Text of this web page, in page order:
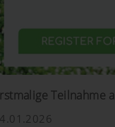
Teilnahme